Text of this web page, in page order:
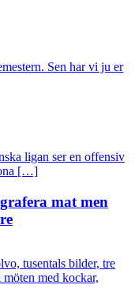
Sen har vi ju er
ligan ser en offensiv
[…]
mat men
tusentals bilder, tre
med kockar,